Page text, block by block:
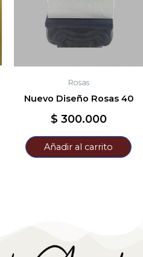
Rosas
Nuevo Diseño Rosas 40
$ 300.000
Añadir al carrito